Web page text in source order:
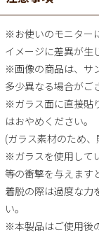
※お使いのモニター
イメージに差異が生
※画像の商品は、サ
多少異なる場合がご
※ガラス面に直接貼
はおやめください。
(ガラス素材のため
※ガラスを使用して
等の衝撃を与えます
着脱の際は過度な力
い。
※本製品はご使用後